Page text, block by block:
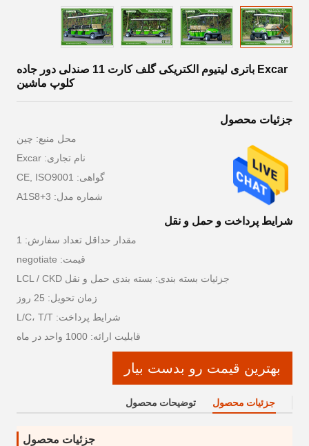
Excar باتری لیتیوم الکتریکی گلف کارت 11 صندلی دور جاده
کلوپ ماشین
جزئیات محصول
محل منبع: چین
نام تجاری: Excar
گواهی: CE, ISO9001
شماره مدل: A1S8+3
شرایط پرداخت و حمل و نقل
مقدار حداقل تعداد سفارش: 1
قیمت: negotiate
جزئیات بسته بندی: بسته بندی حمل و نقل LCL / CKD
زمان تحویل: 25 روز
شرایط پرداخت: L/C، T/T
قابلیت ارائه: 1000 واحد در ماه
بهترین قیمت رو بدست بیار
جزئیات محصول توضیحات محصول
جزئیات محصول